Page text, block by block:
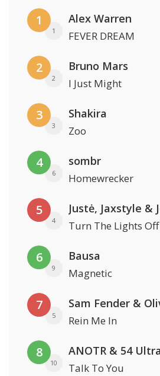
1
1
Alex Warren
FEVER DREAM
2
2
Bruno Mars
I Just Might
3
3
Shakira
Zoo
4
6
sombr
Homewrecker
5
4
Justė, Jaxstyle &
Turn The Lights Off
6
9
Bausa
Magnetic
7
5
Sam Fender &
Rein Me In
8
10
ANOTR & 54
Talk To You